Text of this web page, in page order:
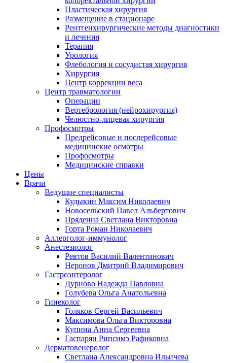
Пластическая хирургия
Размещение в стационаре
Рентгенхирургические методы диагностики
и лечения
Терапия
Урология
Флебология и сосудистая хирургия
Хирургия
Центр коррекции веса
Центр травматологии
Операции
Вертебрология (нейрохирургия)
Челюстно-лицевая хирургия
Профосмотры
Предрейсовые и послерейсовые
медицинские осмотры
Профосмотры
Медицинские справки
Цены
Врачи
Ведущие специалисты
Кудыкин Максим Николаевич
Новосельский Павел Альбертович
Прядеина Светлана Викторовна
Горта Роман Николаевич
Аллерголог-иммунолог
Анестезиолог
Ревтов Василий Валентинович
Неронов Дмитрий Владимирович
Гастроэнтеролог
Дурново Надежда Павловна
Голубева Ольга Анатольевна
Гинеколог
Голяков Сергей Васильевич
Максимова Ольга Викторовна
Купина Анна Сергеевна
Гаспарян Рипсимэ Рафиковна
Дерматовенеролог
Светлана Александровна Ильичева